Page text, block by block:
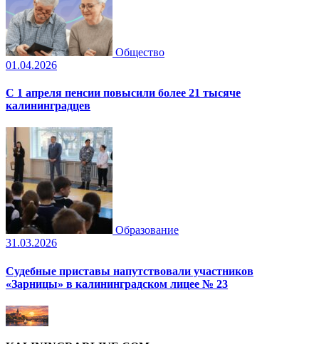
Общество
01.04.2026
С 1 апреля пенсии повысили более 21 тысяче
калининградцев
Образование
31.03.2026
Судебные приставы напутствовали участников
«Зарницы» в калининградском лицее № 23